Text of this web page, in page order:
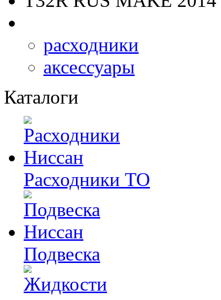
расходники
аксессуары
Каталоги
Расходники ТО
Подвеска